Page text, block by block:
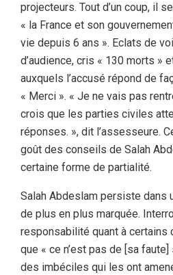
projecteurs. Tout d’un coup, il
« la France et son
vie depuis 6 ans ». Eclats de
d’audience, cris « 130 morts »
auxquels l’accusé répond de
« Merci ». « Je ne vais pas
crois que les parties civiles
réponses. », dit l’assesseure.
goût des conseils de Salah
certaine forme de partialité.
Salah Abdeslam persiste dans
de plus en plus marquée.
responsabilité quant à certains
que « ce n’est pas de [sa
des imbéciles qui les ont